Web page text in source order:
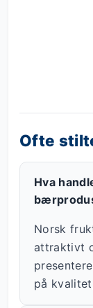
Ofte
Hva
Norsk
attraktivt
på